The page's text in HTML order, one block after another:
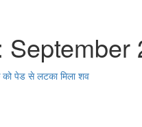
September